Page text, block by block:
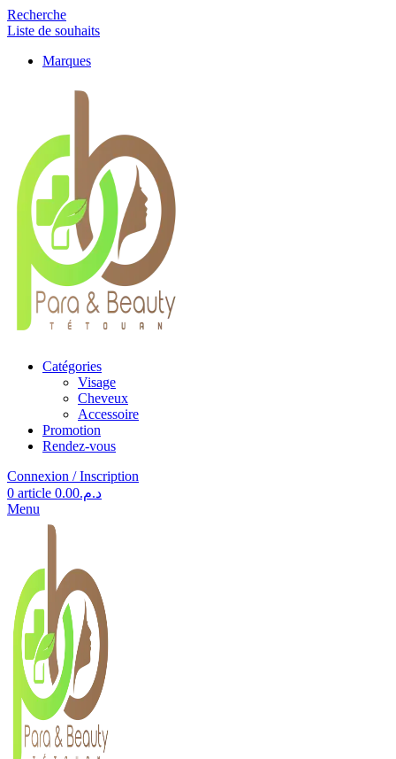
Recherche
Liste de souhaits
Marques
Catégories
Visage
Cheveux
Accessoire
Promotion
Rendez-vous
Connexion / Inscription
0 article د.م.0.00
Menu